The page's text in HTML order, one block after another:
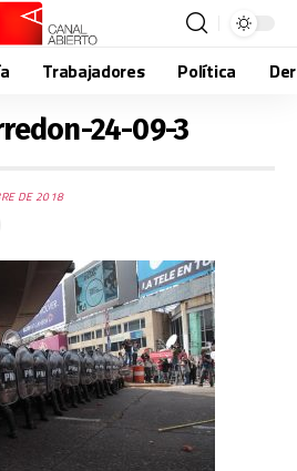
Trabajadores Política
24-09-3
DE 2018